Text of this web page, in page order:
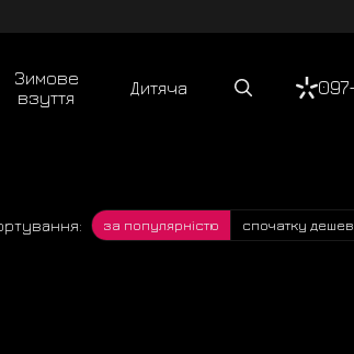
Зимове
взуття
Дитяча
за популярністю спочатку